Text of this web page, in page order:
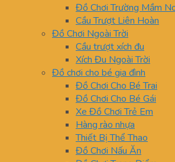
Đồ Chơi Trường Mầm
Cầu Trượt Liên Hoàn
Đồ Chơi Ngoài Trời
Cầu trượt xích đu
Xích Đu Ngoài Trời
Đồ chơi cho bé gia đình
Đồ Chơi Cho Bé Trai
Đồ Chơi Cho Bé Gái
Xe Đồ Chơi Trẻ Em
Hàng rào nhựa
Thiết Bị Thể Thao
Đồ Chơi Nấu Ăn